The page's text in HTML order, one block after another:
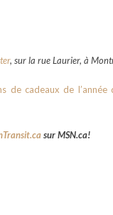
, sur la rue Laurier, à
de cadeaux de l’année
sur MSN.ca!